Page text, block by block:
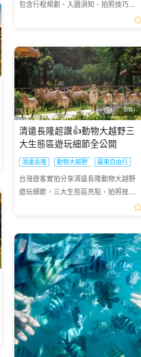
包含行程規劃、入園須知、拍照技巧，
瀏覽2
清遠長隆超讚👍動物大越野三
大生態區遊玩細節全公開
清遠長隆 動物大越野 廣東自由行
台灣遊客實拍分享清遠長隆動物大越野
遊玩細節，三大生態區亮點、拍照技巧